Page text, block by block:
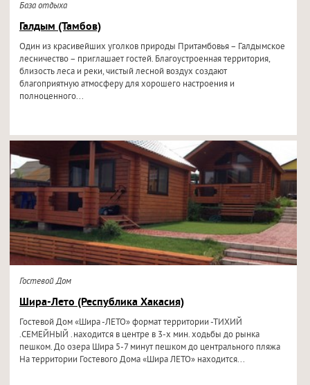
База отдыха
Галдым (Тамбов)
Один из красивейших уголков природы Притамбовья – Галдымское
лесничество – приглашает гостей. Благоустроенная территория,
близость леса и реки, чистый лесной воздух создают
благоприятную атмосферу для хорошего настроения и
полноценного...
Гостевой Дом
Шира-Лето (Республика Хакасия)
Гостевой Дом «Шира -ЛЕТО» формат территории -ТИХИЙ
.СЕМЕЙНЫЙ .находится в центре в 3-х мин. ходьбы до рынка
пешком. До озера Шира 5-7 минут пешком до центрального пляжа
На территории Гостевого Дома «Шира ЛЕТО» находится...